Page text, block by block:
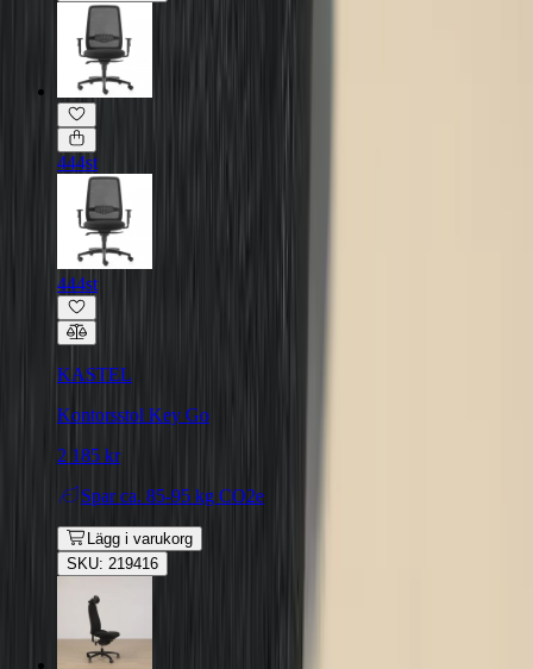
444st
444st
KASTEL
Kontorsstol Key Go
2 185 kr
Spar ca. 85-95 kg CO2e
Lägg i varukorg
SKU: 219416